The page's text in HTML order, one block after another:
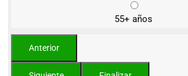
55+ años